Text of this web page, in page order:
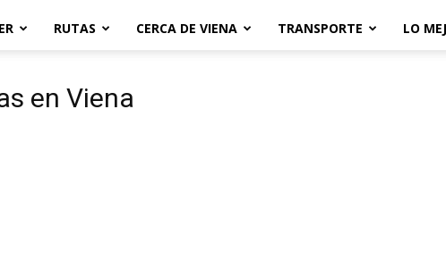
RUTAS CERCA DE VIENA TRANSPORTE LO
en Viena